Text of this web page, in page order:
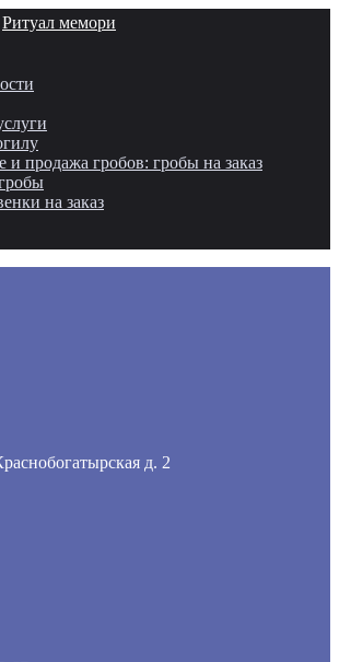
Ритуал мемори
и продажа гробов: гробы на заказ
на заказ
д. 2